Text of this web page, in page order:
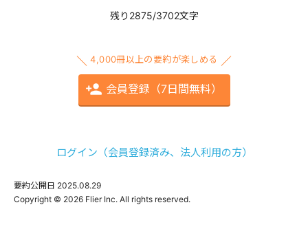
残り2875/3702文字
4,000冊以上の要約が楽しめる
会員登録（7日間無料）
ログイン（会員登録済み、法人利用の方）
要約公開日 2025.08.29